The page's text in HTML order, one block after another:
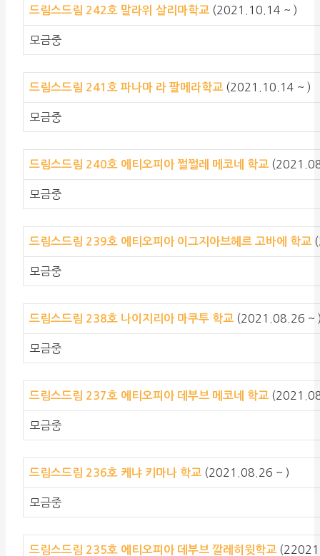
드림스드림 242호 말라위 살리마학교 (2021.10.14 ~ )
모금중
드림스드림 241호 파나마 라 팔메라학교 (2021.10.14 ~ )
모금중
드림스드림 240호 에티오피아 쩔쩔레 메코네 학교
모금중
드림스드림 239호 에티오피아 이그지아브헤르 고바에 학교
모금중
드림스드림 238호 나이지리아 마쿠투 학교 (2021.08.26 ~
모금중
드림스드림 237호 에티오피아 데부브 메코네 학교
모금중
드림스드림 236호 케냐 키마나 학교 (2021.08.26 ~ )
모금중
드림스드림 235호 에티오피아 데부브 깔레히윗학교